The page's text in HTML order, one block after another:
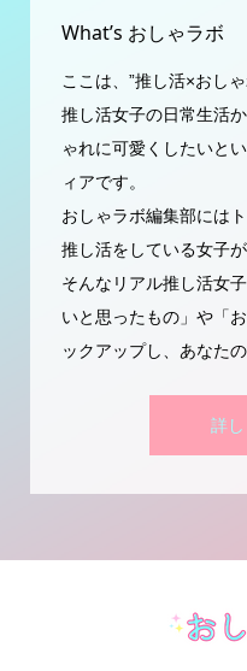
What’s おしゃラボ